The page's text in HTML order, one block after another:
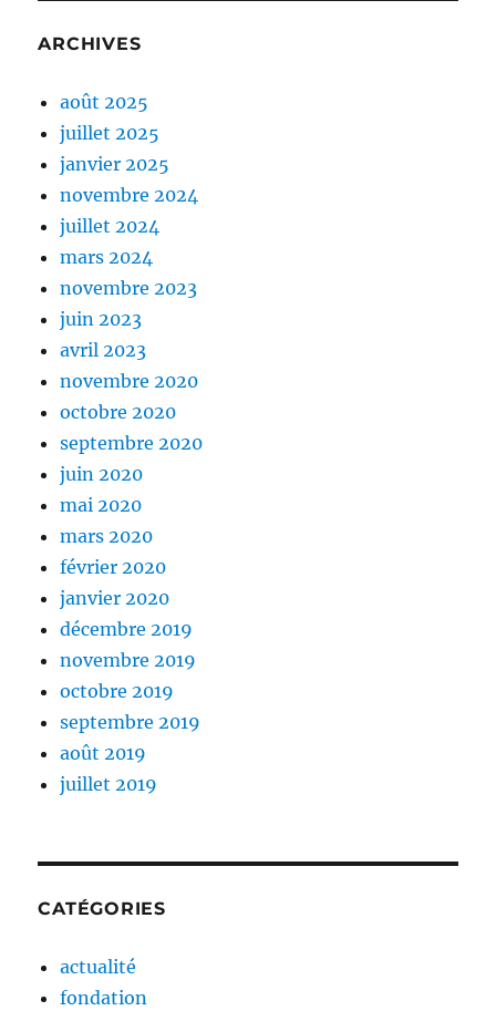
ARCHIVES
août 2025
juillet 2025
janvier 2025
novembre 2024
juillet 2024
mars 2024
novembre 2023
juin 2023
avril 2023
novembre 2020
octobre 2020
septembre 2020
juin 2020
mai 2020
mars 2020
février 2020
janvier 2020
décembre 2019
novembre 2019
octobre 2019
septembre 2019
août 2019
juillet 2019
CATÉGORIES
actualité
fondation